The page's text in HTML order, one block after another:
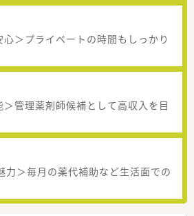
＞プライベートの時間もしっかり
管理薬剤師候補として高収入を目
力＞毎月の薬代補助など生活面での